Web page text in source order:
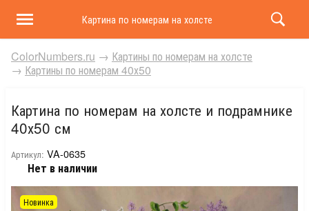
Картина по номерам на холсте и подрамнике 40х50
ColorNumbers.ru → Картины по номерам на холсте
→ Картины по номерам 40х50
Картина по номерам на холсте и подрамнике
40х50 см
Артикул: VA-0635
Нет в наличии
Новинка